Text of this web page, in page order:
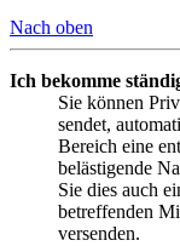
Nach oben
Ich bekomme
Sie können
sendet,
Bereich eine
belästigende
Sie dies auch
betreffenden
versenden.